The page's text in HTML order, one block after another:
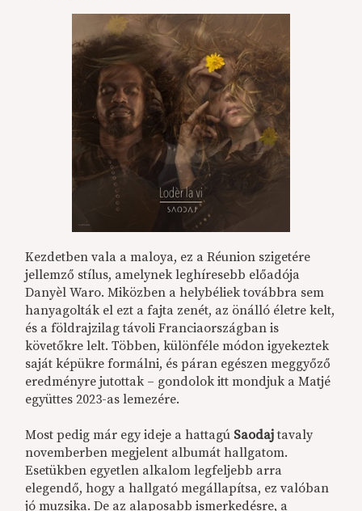
Kezdetben vala a maloya, ez a Réunion szigetére
jellemző stílus, amelynek leghíresebb előadója
Danyèl Waro. Miközben a helybéliek továbbra sem
hanyagolták el ezt a fajta zenét, az önálló életre kelt,
és a földrajzilag távoli Franciaországban is
követőkre lelt. Többen, különféle módon igyekeztek
saját képükre formálni, és páran egészen meggyőző
eredményre jutottak – gondolok itt mondjuk a Matjé
együttes 2023-as lemezére.
Most pedig már egy ideje a hattagú Saodajtavaly
novemberben megjelent albumát hallgatom.
Esetükben egyetlen alkalom legfeljebb arra
elegendő, hogy a hallgató megállapítsa, ez valóban
jó muzsika. De az alaposabb ismerkedésre, a